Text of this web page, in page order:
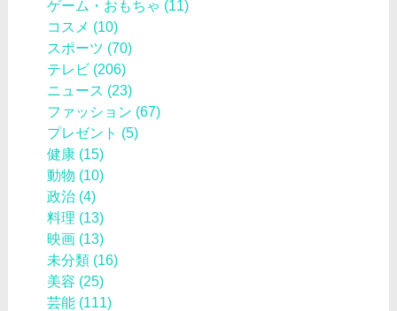
ゲーム・おもちゃ (11)
コスメ (10)
スポーツ (70)
テレビ (206)
ニュース (23)
ファッション (67)
プレゼント (5)
健康 (15)
動物 (10)
政治 (4)
料理 (13)
映画 (13)
未分類 (16)
美容 (25)
芸能 (111)